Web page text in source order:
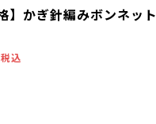
】かぎ針編みボンネット
税込